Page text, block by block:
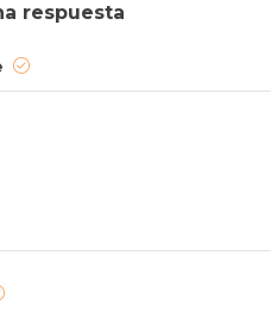
respuesta